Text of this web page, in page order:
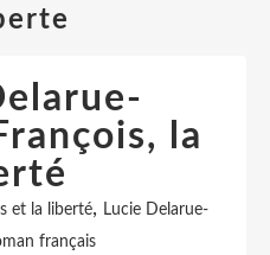
la
et la liberté, Lucie Delarue-
français